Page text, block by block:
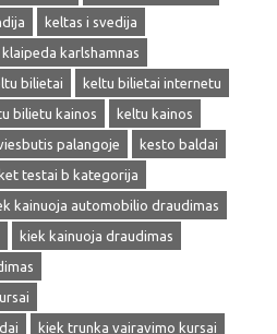
keltas i svedija
klaipeda karlshamnas
bilietai
keltu bilietai internetu
bilietu kainos
keltu kainos
palangoje
kesto baldai
ket testai b kategorija
kainuoja automobilio draudimas
kiek kainuoja draudimas
kiek trunka vairavimo kursai